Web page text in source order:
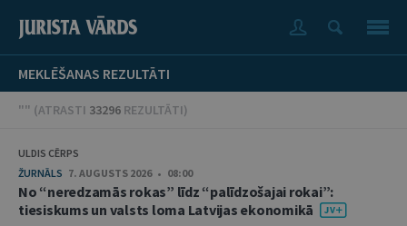
MEKLĒŠANAS REZULTĀTI
"" (ATRASTI 33296 REZULTĀTI)
ULDIS CĒRPS
ŽURNĀLS 7. AUGUSTS 2026 • 08:00
No “neredzamās rokas” līdz “palīdzošajai rokai”:
tiesiskums un valsts loma Latvijas ekonomikā